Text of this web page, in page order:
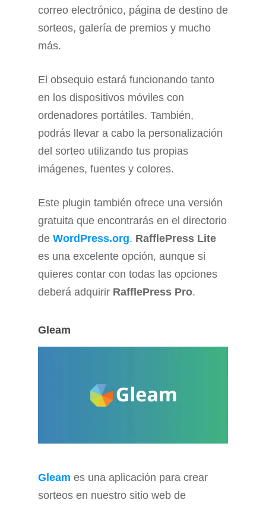
correo electrónico, página de destino de
sorteos, galería de premios y mucho
más.
El obsequio estará funcionando tanto
en los dispositivos móviles con
ordenadores portátiles. También,
podrás llevar a cabo la personalización
del sorteo utilizando tus propias
imágenes, fuentes y colores.
Este plugin también ofrece una versión
gratuita que encontrarás en el directorio
de WordPress.org. RafflePress Lite
es una excelente opción, aunque si
quieres contar con todas las opciones
deberá adquirir RafflePress Pro.
Gleam
Gleam es una aplicación para crear
sorteos en nuestro sitio web de